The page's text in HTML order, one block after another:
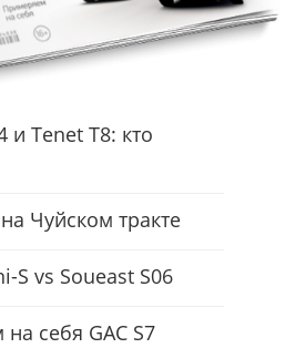
и Tenet T8: кто
Чуйском тракте
S vs Soueast S06
себя GAC S7